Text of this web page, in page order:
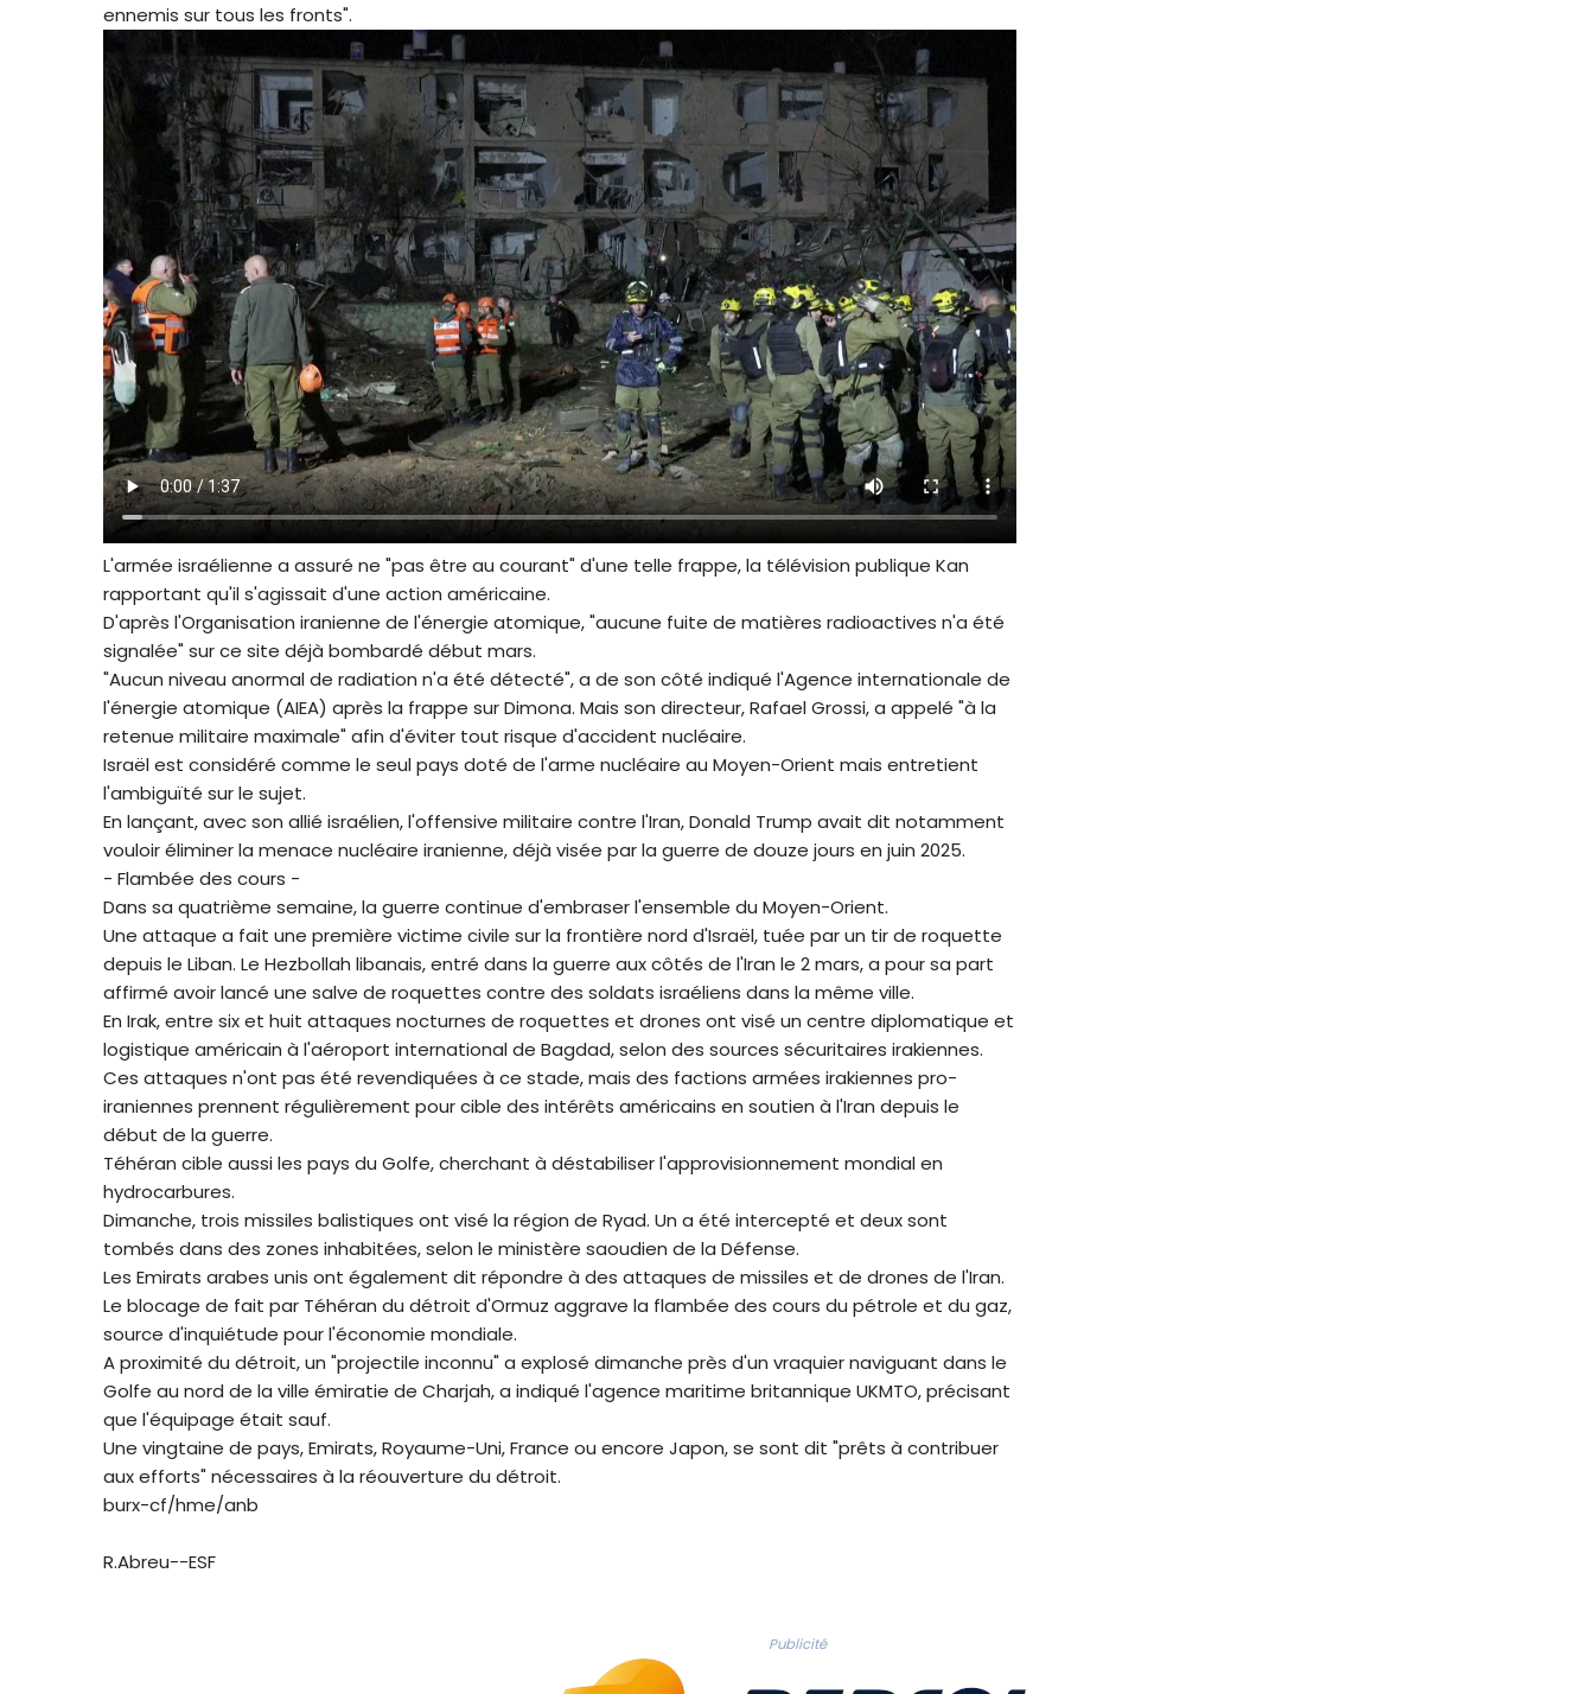
ennemis sur tous les fronts".
L'armée israélienne a assuré ne "pas être au courant" d'une telle frappe, la télévision publique Kan
rapportant qu'il s'agissait d'une action américaine.
D'après l'Organisation iranienne de l'énergie atomique, "aucune fuite de matières radioactives n'a été
signalée" sur ce site déjà bombardé début mars.
"Aucun niveau anormal de radiation n'a été détecté", a de son côté indiqué l'Agence internationale de
l'énergie atomique (AIEA) après la frappe sur Dimona. Mais son directeur, Rafael Grossi, a appelé "à la
retenue militaire maximale" afin d'éviter tout risque d'accident nucléaire.
Israël est considéré comme le seul pays doté de l'arme nucléaire au Moyen-Orient mais entretient
l'ambiguïté sur le sujet.
En lançant, avec son allié israélien, l'offensive militaire contre l'Iran, Donald Trump avait dit notamment
vouloir éliminer la menace nucléaire iranienne, déjà visée par la guerre de douze jours en juin 2025.
- Flambée des cours -
Dans sa quatrième semaine, la guerre continue d'embraser l'ensemble du Moyen-Orient.
Une attaque a fait une première victime civile sur la frontière nord d'Israël, tuée par un tir de roquette
depuis le Liban. Le Hezbollah libanais, entré dans la guerre aux côtés de l'Iran le 2 mars, a pour sa part
affirmé avoir lancé une salve de roquettes contre des soldats israéliens dans la même ville.
En Irak, entre six et huit attaques nocturnes de roquettes et drones ont visé un centre diplomatique et
logistique américain à l'aéroport international de Bagdad, selon des sources sécuritaires irakiennes.
Ces attaques n'ont pas été revendiquées à ce stade, mais des factions armées irakiennes pro-
iraniennes prennent régulièrement pour cible des intérêts américains en soutien à l'Iran depuis le
début de la guerre.
Téhéran cible aussi les pays du Golfe, cherchant à déstabiliser l'approvisionnement mondial en
hydrocarbures.
Dimanche, trois missiles balistiques ont visé la région de Ryad. Un a été intercepté et deux sont
tombés dans des zones inhabitées, selon le ministère saoudien de la Défense.
Les Emirats arabes unis ont également dit répondre à des attaques de missiles et de drones de l'Iran.
Le blocage de fait par Téhéran du détroit d'Ormuz aggrave la flambée des cours du pétrole et du gaz,
source d'inquiétude pour l'économie mondiale.
A proximité du détroit, un "projectile inconnu" a explosé dimanche près d'un vraquier naviguant dans le
Golfe au nord de la ville émiratie de Charjah, a indiqué l'agence maritime britannique UKMTO, précisant
que l'équipage était sauf.
Une vingtaine de pays, Emirats, Royaume-Uni, France ou encore Japon, se sont dit "prêts à contribuer
aux efforts" nécessaires à la réouverture du détroit.
burx-cf/hme/anb
R.Abreu--ESF
Publicité